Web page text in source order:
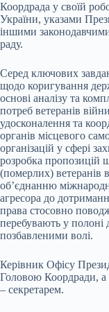
Коордрада у своїй
України, указами
іншими
раду.
Серед ключових
щодо коригування
основі аналізу та
потреб ветеранів
удосконалення та
органів місцевого
організацій у сфері
розробка пропозицій
(померлих) ветеранів
об’єднанню
агресора до
права стосовно
перебувають у полоні
позбавленими волі.
Керівник Офісу
Головою Коордради,
– секретарем.